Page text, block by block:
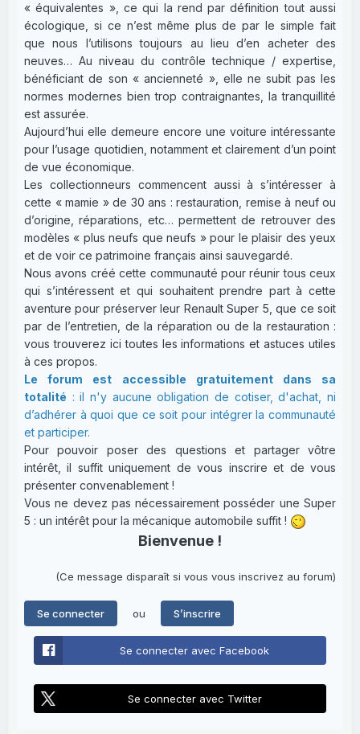
« équivalentes », ce qui la rend par définition tout aussi
écologique, si ce n’est même plus de par le simple fait
que nous l’utilisons toujours au lieu d’en acheter des
neuves… Au niveau du contrôle technique / expertise,
bénéficiant de son « ancienneté », elle ne subit pas les
normes modernes bien trop contraignantes, la tranquillité
est assurée.
Aujourd’hui elle demeure encore une voiture intéressante
pour l’usage quotidien, notamment et clairement d’un point
de vue économique.
Les collectionneurs commencent aussi à s’intéresser à
cette « mamie » de 30 ans : restauration, remise à neuf ou
d’origine, réparations, etc… permettent de retrouver des
modèles « plus neufs que neufs » pour le plaisir des yeux
et de voir ce patrimoine français ainsi sauvegardé.
Nous avons créé cette communauté pour réunir tous ceux
qui s’intéressent et qui souhaitent prendre part à cette
aventure pour préserver leur Renault Super 5, que ce soit
par de l’entretien, de la réparation ou de la restauration :
vous trouverez ici toutes les informations et astuces utiles
à ces propos.
Le forum est accessible gratuitement dans sa
totalité : il n'y aucune obligation de cotiser, d'achat, ni
d’adhérer à quoi que ce soit pour intégrer la communauté
et participer.
Pour pouvoir poser des questions et partager vôtre
intérêt, il suffit uniquement de vous inscrire et de vous
présenter convenablement !
Vous ne devez pas nécessairement posséder une Super
5 : un intérêt pour la mécanique automobile suffit !
Bienvenue !
(Ce message disparaît si vous vous inscrivez au forum)
Se connecter ou S’inscrire
Se connecter avec Facebook
Se connecter avec Twitter